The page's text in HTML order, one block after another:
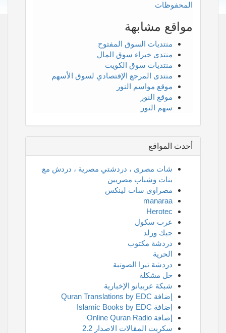
المحفوظات
مواقع مشابهة
منتديات السوق المفتوح
منتدى خبراء سوق المال
منتديات سوق الكويت
منتدى المرجع الإقتصادي لسوق الأسهم
موقع مواسم النور
موقع النور
سهم النور
أحدث المواقع
شات مصرى ، دردشتي مصرية ، دردش مع
بنات وشباب مصريين
مصراوى سات لينكس
manaraa
Herotec
عرب سكول
جيك ورلد
دردشة مكتوب
الحرية
دردشة تيرا الصوتية
حل مشكلة
شبكة عربيانو الإخبارية
إضافة Quran Translations by EDC
إضافة Islamic Books by EDC
إضافة Online Quran Radio
سكربت المقالات الاصدار 2.2